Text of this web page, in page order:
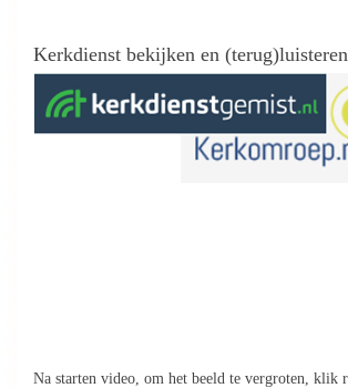
Kerkdienst bekijken en
Na starten video, om het beeld te vergroten, klik